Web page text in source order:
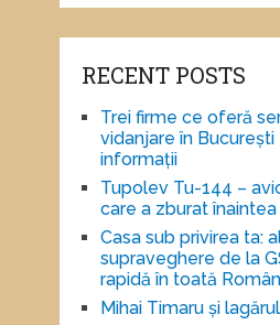
RECENT POSTS
Trei firme ce oferă
vidanjare în București
informații
Tupolev Tu-144 –
care a zburat
Casa sub privirea ta:
supraveghere de la
rapidă în toată
Mihai Timaru și